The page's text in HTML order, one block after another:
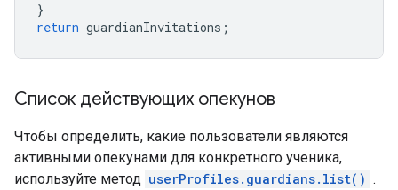
}
return guardianInvitations ;
Список действующих опекунов
Чтобы определить, какие пользователи являются
активными опекунами для конкретного ученика,
используйте метод userProfiles.guardians.list() .